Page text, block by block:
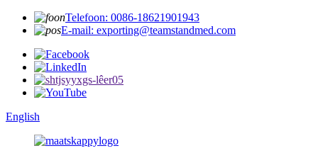
Telefoon: 0086-18621901943
E-mail: exporting@teamstandmed.com
English